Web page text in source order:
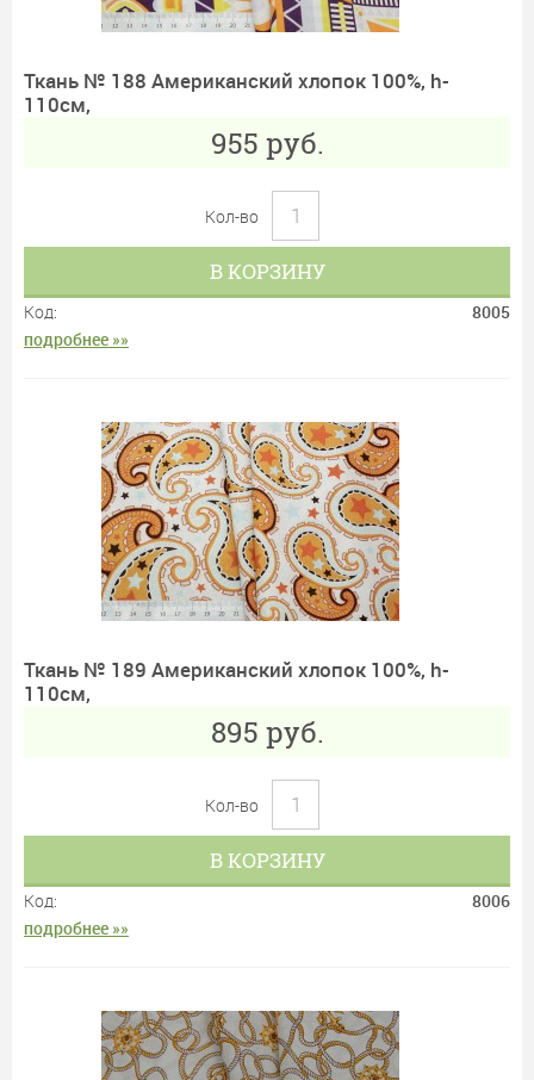
Ткань № 188 Американский хлопок 100%, h-
110см,
955 руб.
Кол-во
В КОРЗИНУ
Код:
8005
подробнее »»
Ткань № 189 Американский хлопок 100%, h-
110см,
895 руб.
Кол-во
В КОРЗИНУ
Код:
8006
подробнее »»